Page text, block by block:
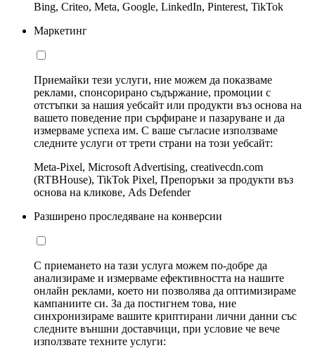
Bing, Criteo, Meta, Google, LinkedIn, Pinterest, TikTok
Маркетинг
Приемайки тези услуги, ние можем да показваме
реклами, спонсорирано съдържание, промоции с
отстъпки за нашия уебсайт или продукти въз основа на
вашето поведение при сърфиране и пазаруване и да
измерваме успеха им. С ваше съгласие използваме
следните услуги от трети страни на този уебсайт:
Meta-Pixel, Microsoft Advertising, creativecdn.com
(RTBHouse), TikTok Pixel, Препоръки за продукти въз
основа на кликове, Ads Defender
Разширено проследяване на конверсии
С приемането на тази услуга можем по-добре да
анализираме и измерваме ефективността на нашите
онлайн реклами, което ни позволява да оптимизираме
кампаниите си. За да постигнем това, ние
синхронизираме вашите криптирани лични данни със
следните външни доставчици, при условие че вече
използвате техните услуги: